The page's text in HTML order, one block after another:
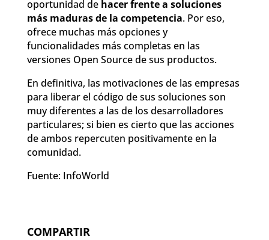
oportunidad de hacer frente a soluciones
más maduras de la competencia. Por eso,
ofrece muchas más opciones y
funcionalidades más completas en las
versiones Open Source de sus productos.
En definitiva, las motivaciones de las empresas
para liberar el código de sus soluciones son
muy diferentes a las de los desarrolladores
particulares; si bien es cierto que las acciones
de ambos repercuten positivamente en la
comunidad.
Fuente: InfoWorld
COMPARTIR